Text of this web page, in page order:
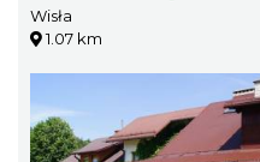
Wisła
1.07 km